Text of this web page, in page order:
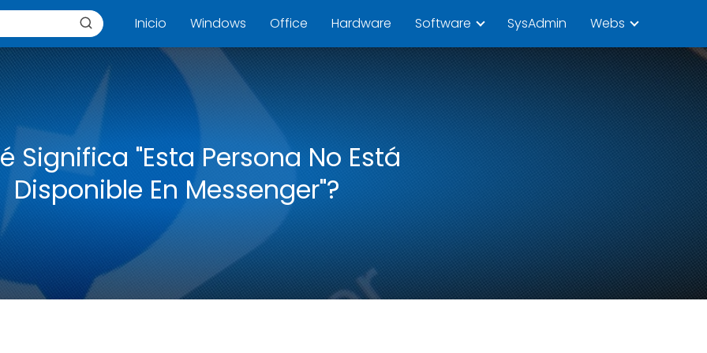
Inicio Windows Office Hardware Software SysAdmin Webs
Significa "Esta Persona No Está
Disponible En Messenger"?